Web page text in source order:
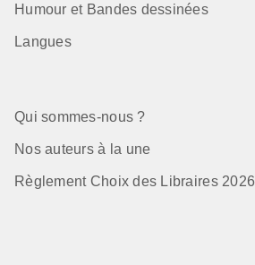
Humour et Bandes dessinées
Langues
Qui sommes-nous ?
Nos auteurs à la une
Règlement Choix des Libraires 2026